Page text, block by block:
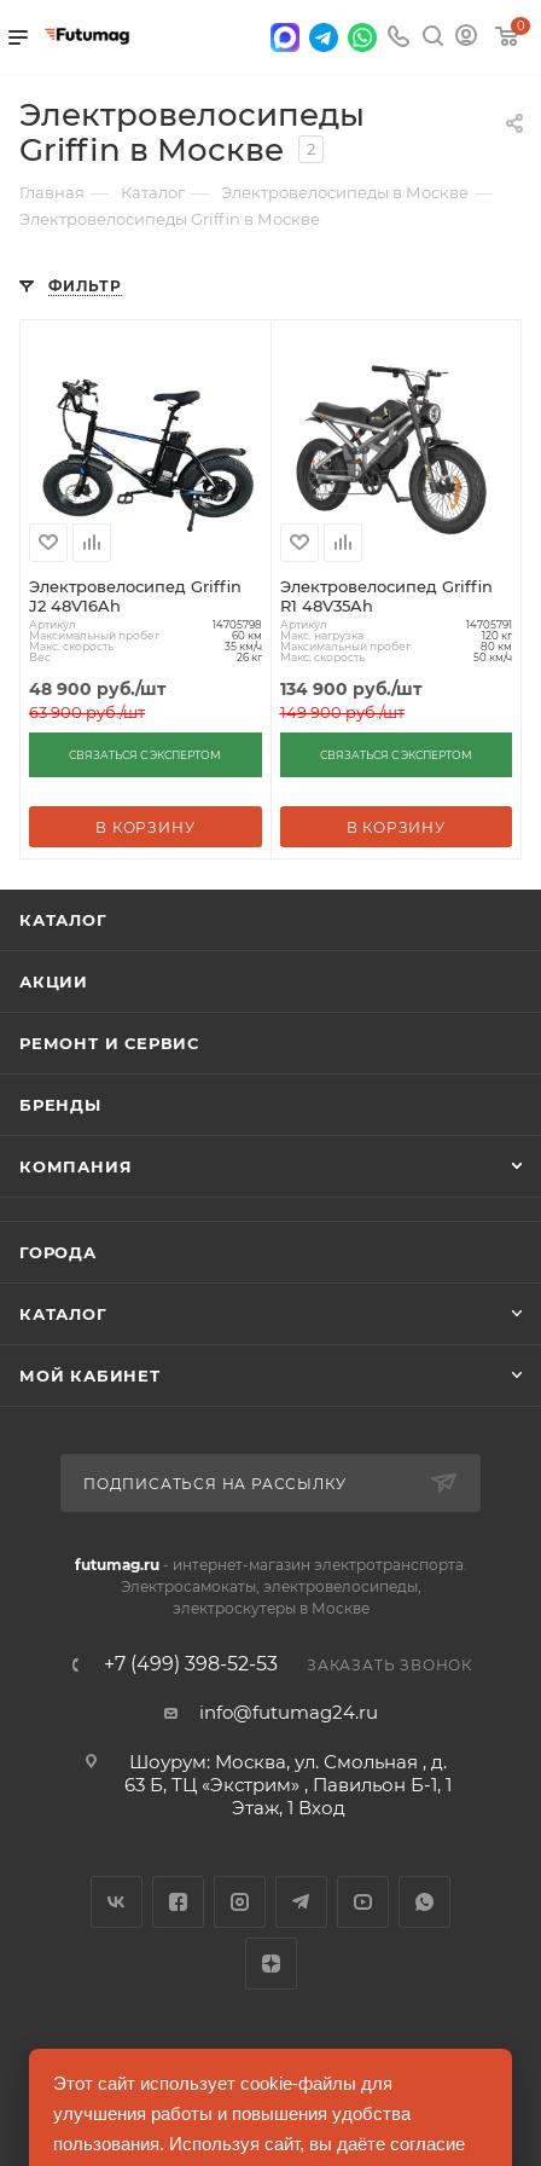
0
Электровелосипеды
Griffin в Москве
2
Главная — Каталог — Электровелосипеды в Москве —
Электровелосипеды Griffin в Москве
ФИЛЬТР
Электровелосипед Griffin
J2 48V16Ah
Артикул 14705798
Максимальный пробег 60 км
Макс. скорость 35 км/ч
Вес 26 кг
48 900 руб./шт
63 900руб./шт
СВЯЗАТЬСЯ С ЭКСПЕРТОМ
В КОРЗИНУ
Электровелосипед Griffin
R1 48V35Ah
Артикул 14705791
Макс. нагрузка 120 кг
Максимальный пробег 80 км
Макс. скорость 50 км/ч
134 900 руб./шт
149 900руб./шт
СВЯЗАТЬСЯ С ЭКСПЕРТОМ
В КОРЗИНУ
КАТАЛОГ
АКЦИИ
РЕМОНТ И СЕРВИС
БРЕНДЫ
КОМПАНИЯ
ГОРОДА
КАТАЛОГ
МОЙ КАБИНЕТ
ПОДПИСАТЬСЯ НА РАССЫЛКУ
futumag.ru- интернет-магазин электротранспорта.
Электросамокаты, электровелосипеды,
электроскутеры в Москве
+7 (499) 398-52-53 ЗАКАЗАТЬ ЗВОНОК
info@futumag24.ru
Шоурум: Москва, ул. Смольная , д.
63 Б, ТЦ «Экстрим» , Павильон Б-1, 1
Этаж, 1 Вход
2026 © FUTUMAG.RU
Этот сайт использует cookie-файлы для
улучшения работы и повышения удобства
пользования. Используя сайт, вы даёте согласие